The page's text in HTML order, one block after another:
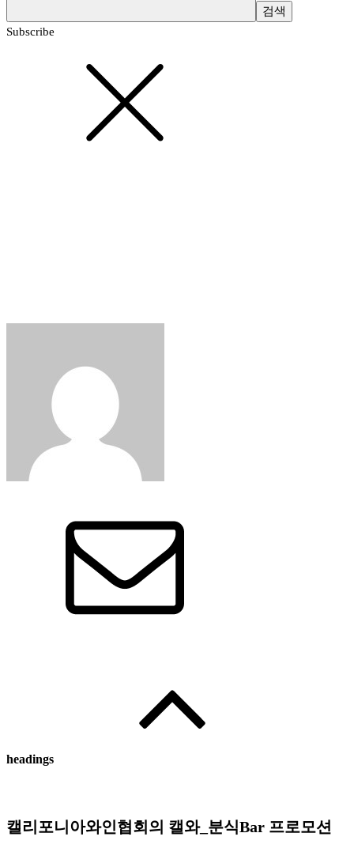
Subscribe
headings
캘리포니아와인협회의 캘와_분식Bar 프로모션